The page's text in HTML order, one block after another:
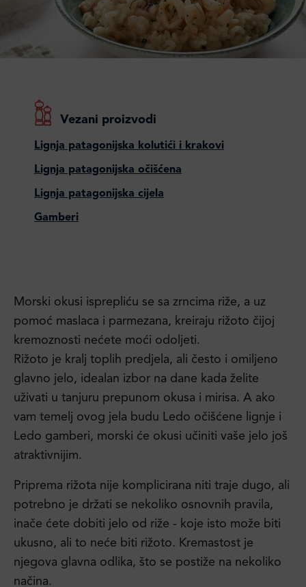
Vezani proizvodi
Lignja patagonijska kolutići i krakovi
Lignja patagonijska očišćena
Lignja patagonijska cijela
Gamberi
Morski okusi isprepliću se sa zrncima riže, a uz
pomoć maslaca i parmezana, kreiraju rižoto čijoj
kremoznosti nećete moći odoljeti.
Rižoto je kralj toplih predjela, ali često i omiljeno
glavno jelo, idealan izbor na dane kada želite
uživati u tanjuru prepunom okusa i mirisa. A ako
vam temelj ovog jela budu Ledo očišćene lignje i
Ledo gamberi, morski će okusi učiniti vaše jelo još
atraktivnijim.
Priprema rižota nije komplicirana niti traje dugo, ali
potrebno je držati se nekoliko osnovnih pravila,
inače ćete dobiti jelo od riže - koje isto može biti
ukusno, ali to neće biti rižoto. Kremastost je
njegova glavna odlika, što se postiže na nekoliko
načina.